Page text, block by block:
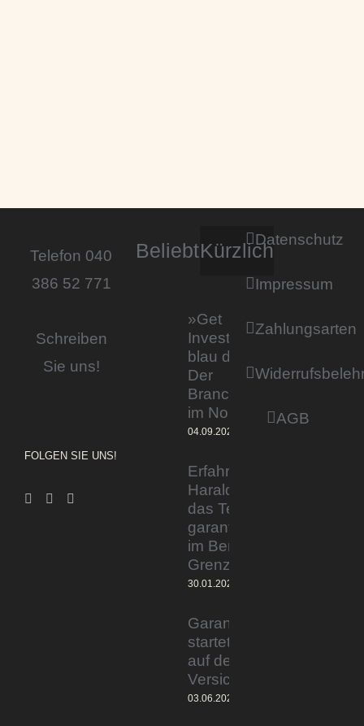
Telefon 040
386 52 771
Schreiben
Sie uns!
FOLGEN SIE UNS!
BeliebtKürzlich
»Get
Invested by
blau direkt«:
Der
Branchentag
im Norden
04.09.2023
Erfahrener Experte
Harald Wesely stärkt
das Team von
garantiertmehrnetto.de
im Bereich
Grenzgänger
30.01.2024
Garantiertmehrnetto.de®
startet Vermittlerplattform
auf deutschem
Versicherungsmarkt
03.06.2023
Datenschutz
Impressum
Zahlungsarten
AGB